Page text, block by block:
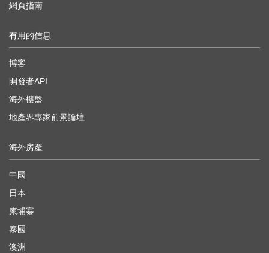
網頁指南
有用的信息
博客
開發者API
海外樓盤
地產界專家前景論壇
海外房產
中國
日本
柬埔寨
泰國
澳洲